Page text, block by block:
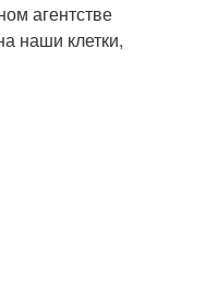
агентстве
наши клетки,